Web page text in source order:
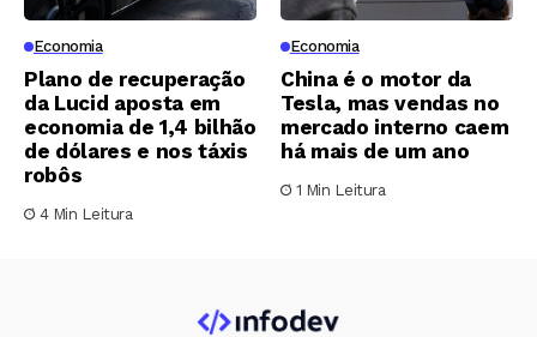
Economia
Plano de recuperação
da Lucid aposta em
economia de 1,4 bilhão
de dólares e nos táxis
robôs
4 Min Leitura
Economia
China é o motor da
Tesla, mas vendas no
mercado interno caem
há mais de um ano
1 Min Leitura